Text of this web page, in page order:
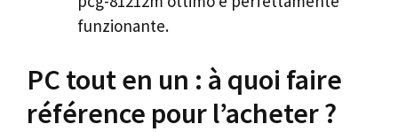
funzionante.
PC tout en un : à quoi faire
référence pour l’acheter ?